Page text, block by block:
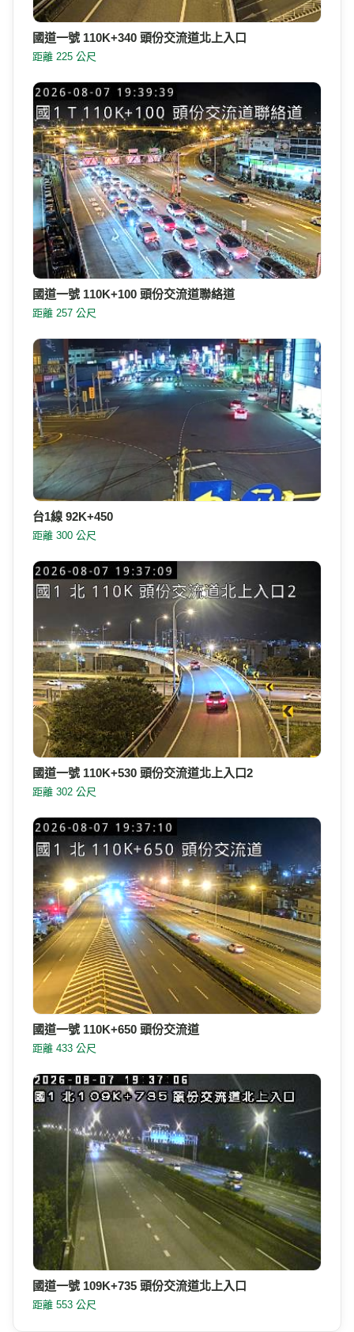
國道一號 110K+340 頭份交流道北上入口
距離 225 公尺
國道一號 110K+100 頭份交流道聯絡道
距離 257 公尺
台1線 92K+450
距離 300 公尺
國道一號 110K+530 頭份交流道北上入口2
距離 302 公尺
國道一號 110K+650 頭份交流道
距離 433 公尺
國道一號 109K+735 頭份交流道北上入口
距離 553 公尺